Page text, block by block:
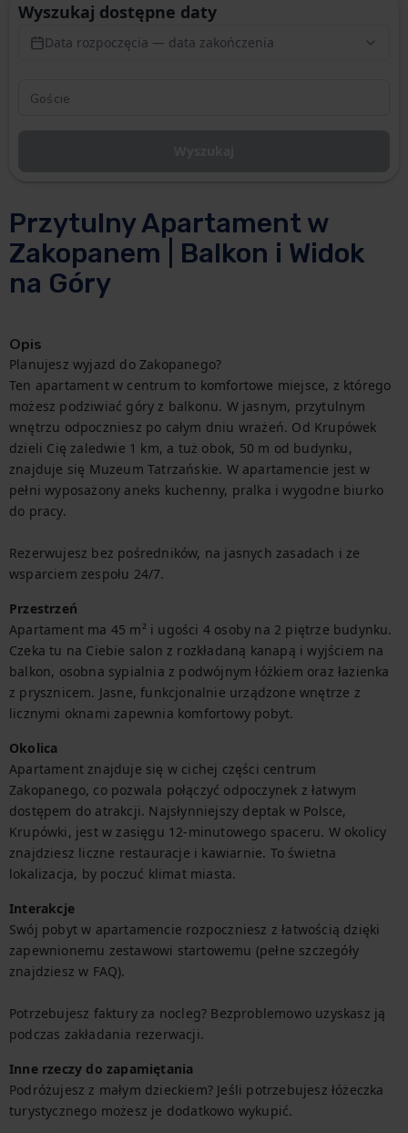
Przytulny Apartament w
Zakopanem | Balkon i Widok
na Góry
Opis
Planujesz wyjazd do Zakopanego?
Ten apartament w centrum to komfortowe miejsce, z którego
możesz podziwiać góry z balkonu. W jasnym, przytulnym
wnętrzu odpoczniesz po całym dniu wrażeń. Od Krupówek
dzieli Cię zaledwie 1 km, a tuż obok, 50 m od budynku,
znajduje się Muzeum Tatrzańskie. W apartamencie jest w
pełni wyposażony aneks kuchenny, pralka i wygodne biurko
do pracy.
Rezerwujesz bez pośredników, na jasnych zasadach i ze
wsparciem zespołu 24/7.
Przestrzeń
Apartament ma 45 m² i ugości 4 osoby na 2 piętrze budynku.
Czeka tu na Ciebie salon z rozkładaną kanapą i wyjściem na
balkon, osobna sypialnia z podwójnym łóżkiem oraz łazienka
z prysznicem. Jasne, funkcjonalnie urządzone wnętrze z
licznymi oknami zapewnia komfortowy pobyt.
Okolica
Apartament znajduje się w cichej części centrum
Zakopanego, co pozwala połączyć odpoczynek z łatwym
dostępem do atrakcji. Najsłynniejszy deptak w Polsce,
Krupówki, jest w zasięgu 12-minutowego spaceru. W okolicy
znajdziesz liczne restauracje i kawiarnie. To świetna
lokalizacja, by poczuć klimat miasta.
Interakcje
Swój pobyt w apartamencie rozpoczniesz z łatwością dzięki
zapewnionemu zestawowi startowemu (pełne szczegóły
znajdziesz w FAQ).
Potrzebujesz faktury za nocleg? Bezproblemowo uzyskasz ją
podczas zakładania rezerwacji.
Inne rzeczy do zapamiętania
Podróżujesz z małym dzieckiem? Jeśli potrzebujesz łóżeczka
turystycznego możesz je dodatkowo wykupić.
Wyszukaj dostępne daty
Data rozpoczęcia — data zakończenia